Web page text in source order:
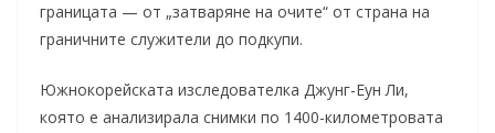
границата — от „затваряне на очите“ от страна на
граничните служители до подкупи.
Южнокорейската изследователка Джунг-Еун Ли,
която е анализирала снимки по 1400-километровата